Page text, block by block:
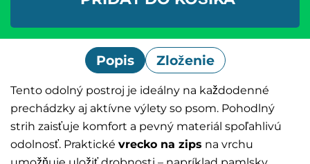
Popis Zloženie
Tento odolný postroj je ideálny na každodenné
prechádzky aj aktívne výlety so psom. Pohodlný
strih zaisťuje komfort a pevný materiál spoľahlivú
odolnosť. Praktické vrecko na zips na vrchu